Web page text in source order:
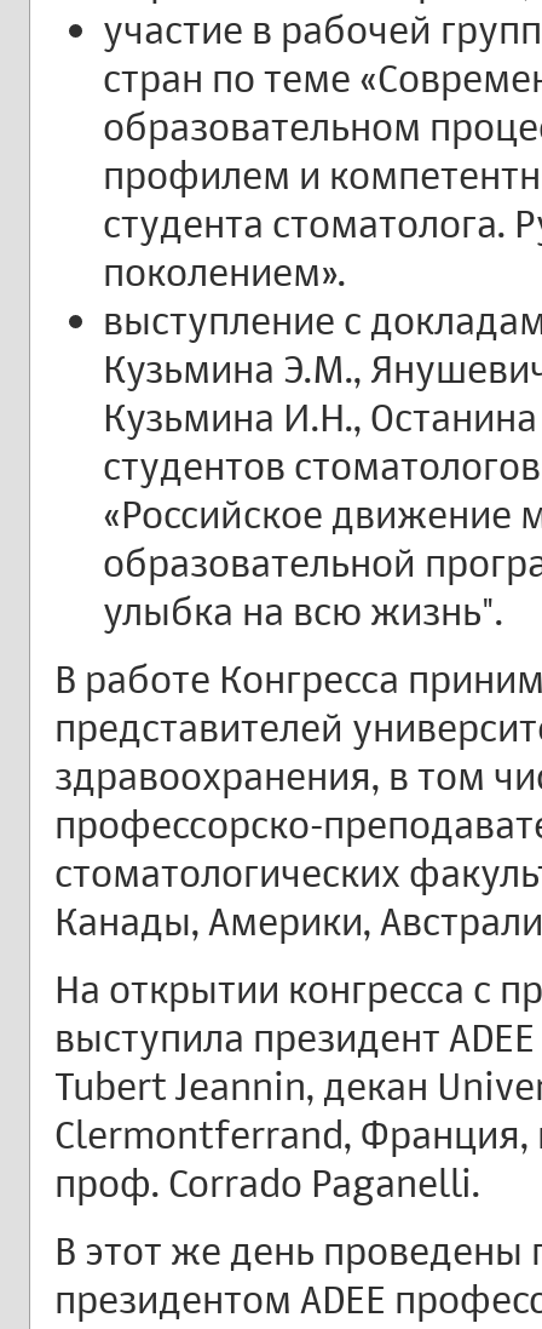
участие в рабочей
стран по теме
образовательном
профилем и
студента стоматолога.
поколением».
выступление с
Кузьмина Э.М.,
Кузьмина И.Н.,
студентов
«Российское движение
образовательной
улыбка на всю жизнь".
В работе Конгресса
представителей
здравоохранения, в том
профессорско-
стоматологических
Канады, Америки,
На открытии конгресса с
выступила президент
Tubert Jeannin, декан
Clermontferrand, Франция,
проф. Corrado Paganelli.
В этот же день
президентом ADEE